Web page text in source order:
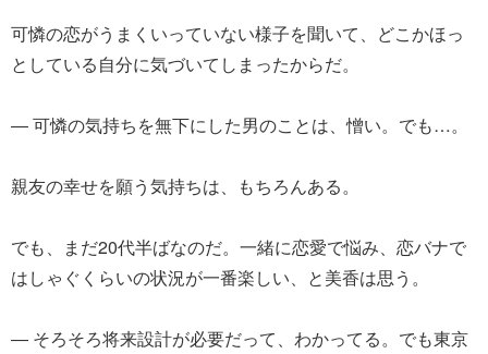
可憐の恋がうまくいっていない様子を聞いて、どこかほっ
としている自分に気づいてしまったからだ。
― 可憐の気持ちを無下にした男のことは、憎い。でも…。
親友の幸せを願う気持ちは、もちろんある。
でも、まだ20代半ばなのだ。一緒に恋愛で悩み、恋バナで
はしゃぐくらいの状況が一番楽しい、と美香は思う。
― そろそろ将来設計が必要だって、わかってる。でも東京